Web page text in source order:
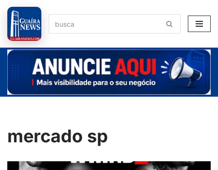
Pular
para
o
conteúdo
mercado sp